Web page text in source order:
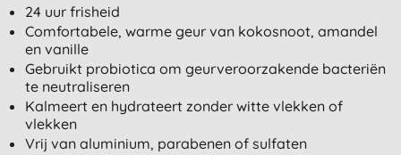
24 uur frisheid
Comfortabele, warme geur van kokosnoot, amandel
en vanille
Gebruikt probiotica om geurveroorzakende bacteriën
te neutraliseren
Kalmeert en hydrateert zonder witte vlekken of
vlekken
Vrij van aluminium, parabenen of sulfaten